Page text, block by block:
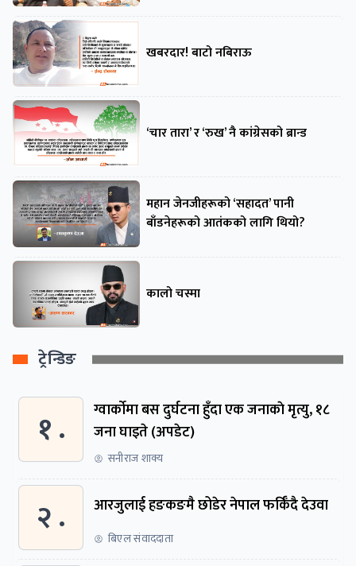
खबरदार! बाटो नबिराऊ
‘चार तारा’ र ‘रुख’ नै कांग्रेसको ब्रान्ड
महान जेनजीहरूको ‘सहादत’ पानी
बाँडनेहरूको आतंकको लागि थियो?
कालो चस्मा
ट्रेन्डिङ
१ .
ग्वार्काेमा बस दुर्घटना हुँदा एक जनाकाे मृत्यु, १८
जना घाइते (अपडेट)
सनीराज शाक्य
२ . आरजुलाई हङकङमै छोडेर नेपाल फर्किँदै देउवा
बिएल संवाददाता